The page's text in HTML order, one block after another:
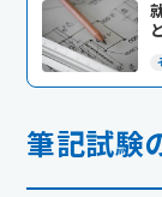
筆記試験